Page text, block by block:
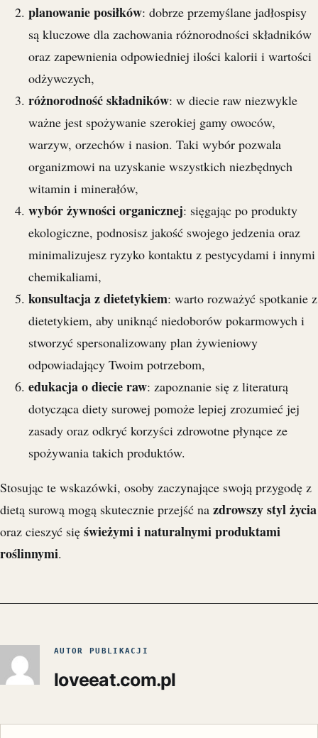
planowanie posiłków: dobrze przemyślane jadłospisy
są kluczowe dla zachowania różnorodności składników
oraz zapewnienia odpowiedniej ilości kalorii i wartości
odżywczych,
różnorodność składników: w diecie raw niezwykle
ważne jest spożywanie szerokiej gamy owoców,
warzyw, orzechów i nasion. Taki wybór pozwala
organizmowi na uzyskanie wszystkich niezbędnych
witamin i minerałów,
wybór żywności organicznej: sięgając po produkty
ekologiczne, podnosisz jakość swojego jedzenia oraz
minimalizujesz ryzyko kontaktu z pestycydami i innymi
chemikaliami,
konsultacja z dietetykiem: warto rozważyć spotkanie z
dietetykiem, aby uniknąć niedoborów pokarmowych i
stworzyć spersonalizowany plan żywieniowy
odpowiadający Twoim potrzebom,
edukacja o diecie raw: zapoznanie się z literaturą
dotycząca diety surowej pomoże lepiej zrozumieć jej
zasady oraz odkryć korzyści zdrowotne płynące ze
spożywania takich produktów.
Stosując te wskazówki, osoby zaczynające swoją przygodę z
dietą surową mogą skutecznie przejść na zdrowszy styl życia
oraz cieszyć się świeżymi i naturalnymi produktami
roślinnymi.
AUTOR PUBLIKACJI
loveeat.com.pl